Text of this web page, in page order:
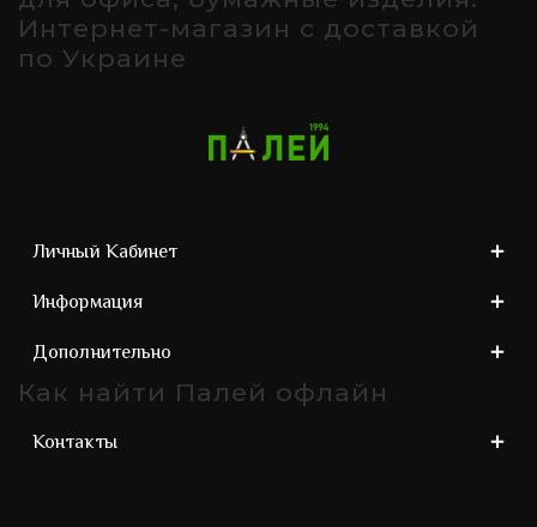
Интернет-магазин с доставкой
по Украине
Личный Кабинет
Информация
Дополнительно
Как найти Палей офлайн
Контакты